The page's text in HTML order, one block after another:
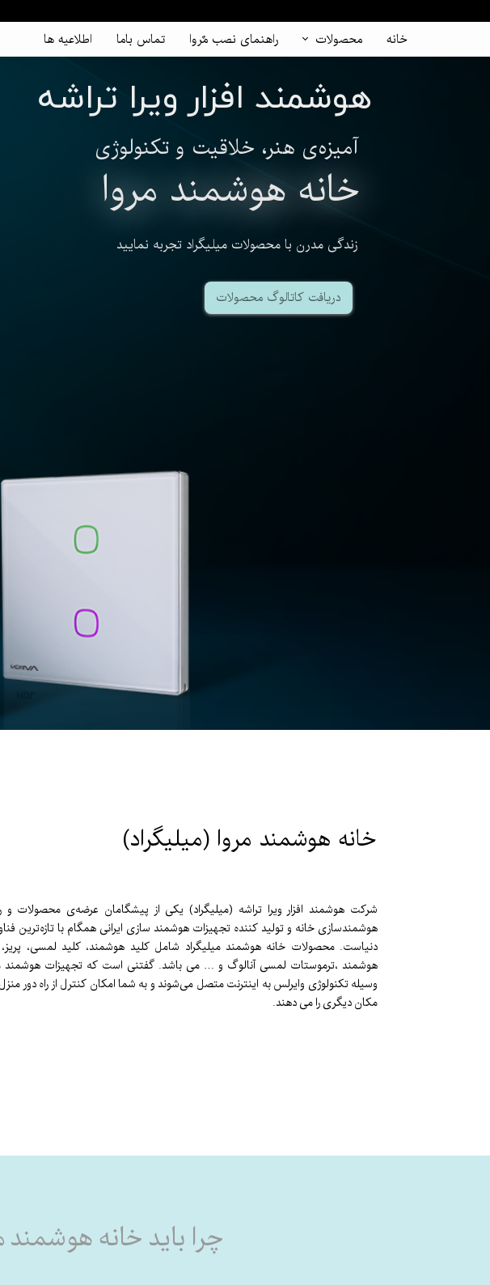
خانه محصولات راهنمای نصب مٌروا تماس باما اطلاعیه ها
​خانه هوشمند مروا
آمیزه‌ی هنر، خلاقیت و تکنولوژی
زندگی مدرن با محصولات میلیگراد تجربه نمایید
دریافت کاتالوگ محصولات
هوشمند افزار ویرا تراشه
شرکت هوشمند افزار ویرا تراشه (میلیگراد) يکی از پیشگامان عرضه‌ی محصولات و
هوشمندسازی خانه و تولید کننده تجهیزات هوشمند سازی ایرانی همگام با تازه‌ترين
دنياست. محصولات خانه هوشمند میلیگراد شامل کلید هوشمند، کلید لمسی،
هوشمند ،ترموستات لمسی آنالوگ و … می باشد. گفتنی است که تجهیزات هوشمند
وسیله تکنولوژی وایرلس به اینترنت متصل می‌شوند و به شما امکان کنترل از راه دور
مکان دیگری را می دهند.
خانه هوشمند مروا (میلیگراد)
​​​چرا باید خانه هوشمند